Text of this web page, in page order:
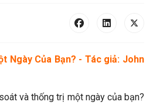
Ngày Của Bạn? - Tác giả: John
và thống trị một ngày của bạn?